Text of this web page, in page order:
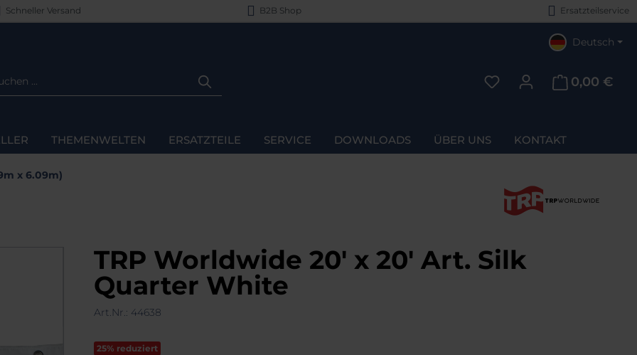
Schneller Versand B2B Shop Ersatzteilservice
Deutsch
Du hast 0 Produkte auf
0,00 €
THEMENWELTEN ERSATZTEILE SERVICE DOWNLOADS ÜBER UNS KONTAKT
x 6.09m)
TRP Worldwide 20' x 20' Art. Silk
Quarter White
Art.Nr.: 44638
25% reduziert